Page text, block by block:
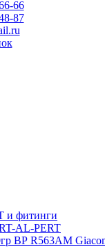
66
87
и фитинги
AL-PERT
ВР R563AM